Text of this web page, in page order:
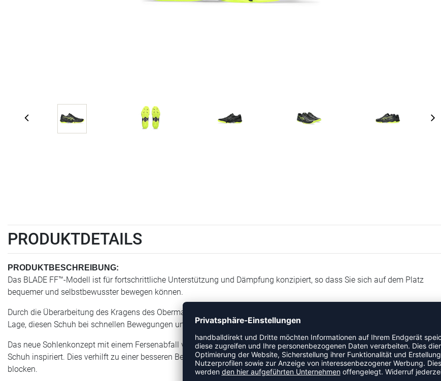
PRODUKTDETAILS
PRODUKTBESCHREIBUNG:
Das BLADE FF™-Modell ist für fortschrittliche Unterstützung und Dämpfung konzipiert, so dass Sie sich auf dem Platz
bequemer und selbstbewusster bewegen können.​
Durch die Überarbeitung des Kragens des Obermaterials und die Verwendung einer nahtlosen Konstruktion waren wir in der
Lage, diesen Schuh bei schnellen Bewegungen unterstützender zu machen.​
Das neue Sohlenkonzept mit einem Fersenabfall von 5 mm und einer TRUSSTIC™-Stützeinheit, ist vom SKY ELITE™ FF 3
Schuh inspiriert. Dies verhilft zu einer besseren Beschleunigung und kraftvolleren Sprüngen, wenn Sie den Ball spiken oder
blocken.